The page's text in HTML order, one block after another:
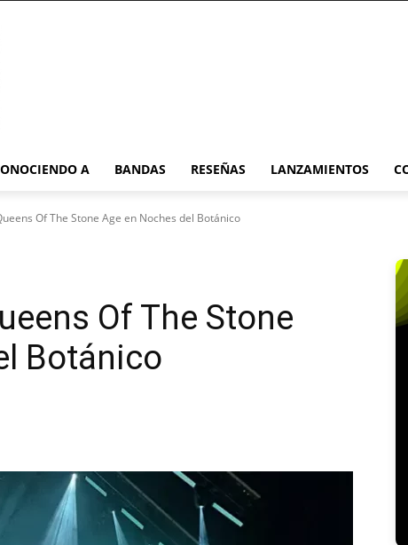
A BANDAS RESEÑAS LANZAMIENTOS
Of The Stone Age en Noches del Botánico
Of The Stone
Botánico